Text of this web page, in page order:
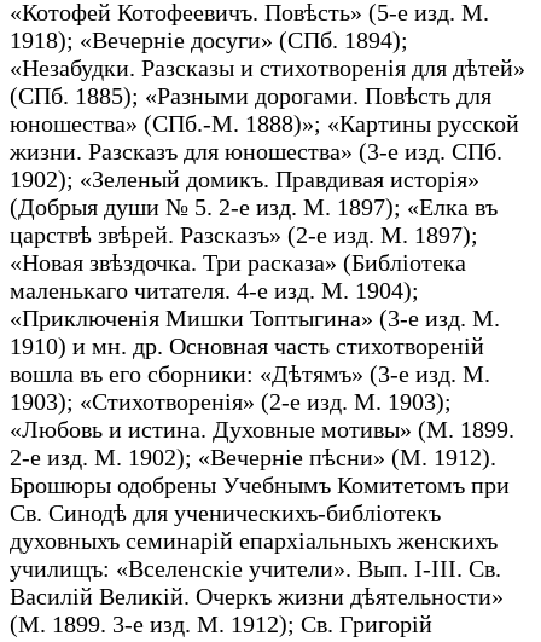
«Котофей Котофеевичъ. Повѣсть» (5-е изд. М.
1918); «Вечерніе досуги» (СПб. 1894);
«Незабудки. Разсказы и стихотворенія для дѣтей»
(СПб. 1885); «Разными дорогами. Повѣсть для
юношества» (СПб.-М. 1888)»; «Картины русской
жизни. Разсказъ для юношества» (3-е изд. СПб.
1902); «Зеленый домикъ. Правдивая исторія»
(Добрыя души № 5. 2-е изд. М. 1897); «Елка въ
царствѣ звѣрей. Разсказъ» (2-е изд. М. 1897);
«Новая звѣздочка. Три расказа» (Библіотека
маленькаго читателя. 4-е изд. М. 1904);
«Приключенія Мишки Топтыгина» (3-е изд. М.
1910) и мн. др. Основная часть стихотвореній
вошла въ его сборники: «Дѣтямъ» (3-е изд. М.
1903); «Стихотворенія» (2-е изд. М. 1903);
«Любовь и истина. Духовные мотивы» (М. 1899.
2-е изд. М. 1902); «Вечерніе пѣсни» (М. 1912).
Брошюры одобрены Учебнымъ Комитетомъ при
Св. Синодѣ для ученическихъ-библіотекъ
духовныхъ семинарій епархіальныхъ женскихъ
училищъ: «Вселенскіе учители». Вып. I-III. Св.
Василій Великій. Очеркъ жизни дѣятельности»
(М. 1899. 3-е изд. М. 1912); Св. Григорій